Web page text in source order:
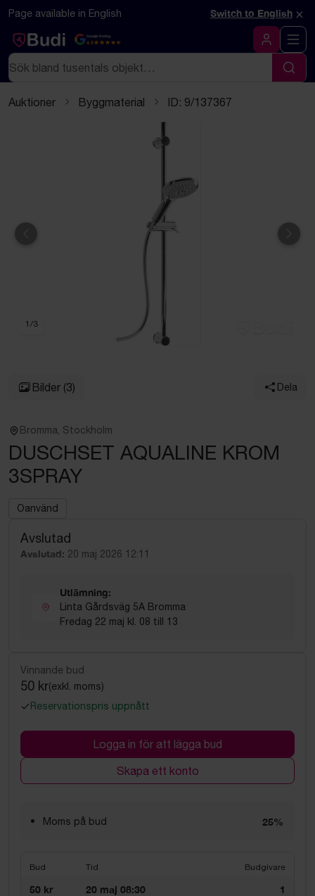
Hoppa till innehåll
Textbaserad (markdown) version av denna sida
Page available in English Switch to English ×
Google Rating
4.5
Logga in
Sök
Sök
Auktioner Byggmaterial ID: 9/137367
Föregående
1 /3
Bilder (3) Dela
Bromma, Stockholm
DUSCHSET AQUALINE KROM
3SPRAY
Oanvänd
Avslutad
Avslutad: 20 maj 2026 12:11
Utlämning:
Linta Gårdsväg 5A Bromma
Fredag 22 maj kl. 08 till 13
Vinnande bud
50 kr(exkl. moms)
Reservationspris uppnått
Logga in för att lägga bud
Skapa ett konto
Moms på bud 25%
Bud Tid Budgivare
50 kr 20 maj 08:30 1